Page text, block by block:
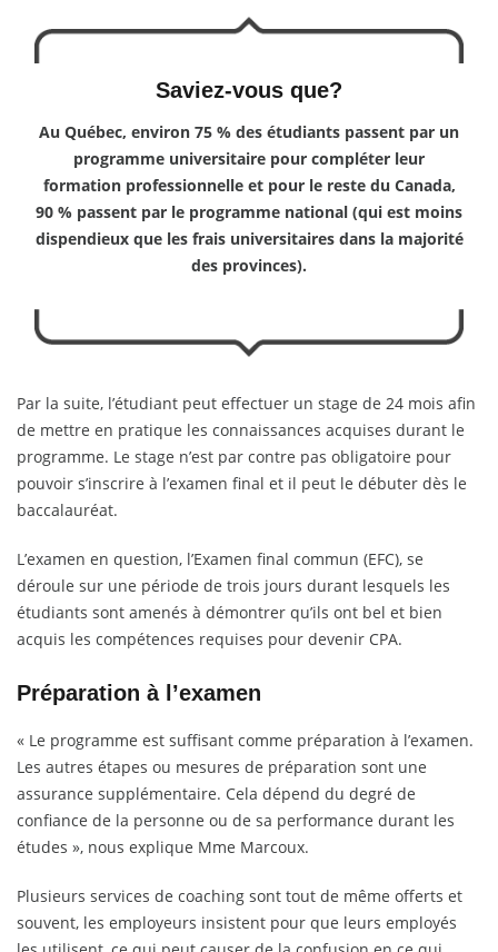
Saviez-vous que?
Au Québec, environ 75 % des étudiants passent par un
programme universitaire pour compléter leur
formation professionnelle et pour le reste du Canada,
90 % passent par le programme national (qui est moins
dispendieux que les frais universitaires dans la majorité
des provinces).
Par la suite, l’étudiant peut effectuer un stage de 24 mois afin
de mettre en pratique les connaissances acquises durant le
programme. Le stage n’est par contre pas obligatoire pour
pouvoir s’inscrire à l’examen final et il peut le débuter dès le
baccalauréat.
L’examen en question, l’Examen final commun (EFC), se
déroule sur une période de trois jours durant lesquels les
étudiants sont amenés à démontrer qu’ils ont bel et bien
acquis les compétences requises pour devenir CPA.
Préparation à l’examen
« Le programme est suffisant comme préparation à l’examen.
Les autres étapes ou mesures de préparation sont une
assurance supplémentaire. Cela dépend du degré de
confiance de la personne ou de sa performance durant les
études », nous explique Mme Marcoux.
Plusieurs services de coaching sont tout de même offerts et
souvent, les employeurs insistent pour que leurs employés